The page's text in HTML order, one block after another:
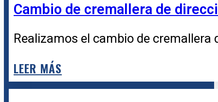
Cambio de cremallera de
Realizamos el cambio de
LEER MÁS